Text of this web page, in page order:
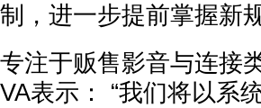
制，进一步提前掌握新
专注于贩售影音与连接
VA表示： “我们将以系